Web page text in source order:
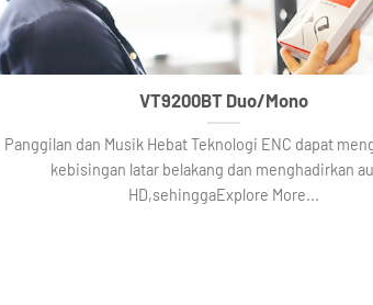
VT9200BT Duo/Mono
Panggilan dan Musik Hebat Teknologi ENC dapat
kebisingan latar belakang dan menghadirkan
HD,sehinggaExplore More...